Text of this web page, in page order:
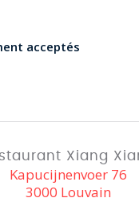
acceptés
Xiang
Kapucijnenvoer 76
3000 Louvain